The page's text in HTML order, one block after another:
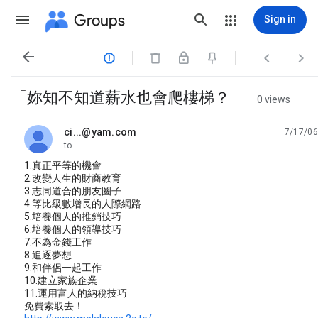
Groups Sign in
   
「妳知不知道薪水也會爬樓梯？」 0 views
ci...@yam.com
unread,
7/17/06
to
1.真正平等的機會
2.改變人生的財商教育
3.志同道合的朋友圈子
4.等比級數增長的人際網路
5.培養個人的推銷技巧
6.培養個人的領導技巧
7.不為金錢工作
8.追逐夢想
9.和伴侶一起工作
10.建立家族企業
11.運用富人的納稅技巧
免費索取去！